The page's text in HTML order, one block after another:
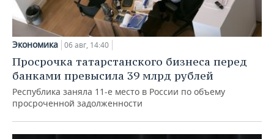
Экономика 06 авг, 14:40
Просрочка татарстанского бизнеса перед
банками превысила 39 млрд рублей
Республика заняла 11-е место в России по объему
просроченной задолженности